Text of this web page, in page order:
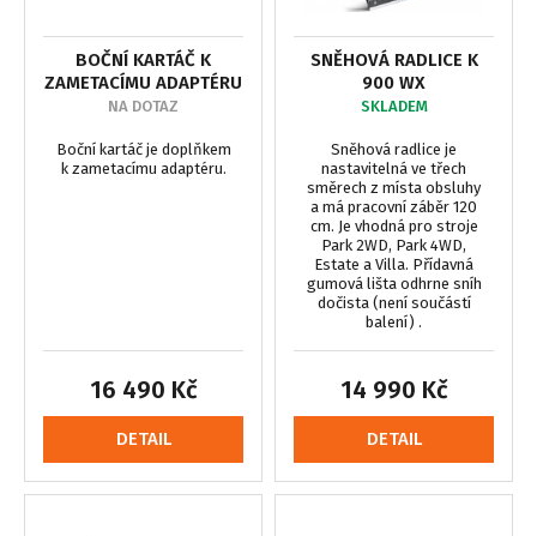
BOČNÍ KARTÁČ K
ZAMETACÍMU ADAPTÉRU
NA DOTAZ
Boční kartáč je doplňkem
k zametacímu adaptéru.
16 490 Kč
DETAIL
SNĚHOVÁ RADLICE K
900 WX
SKLADEM
Sněhová radlice je
nastavitelná ve třech
směrech z místa obsluhy
a má pracovní záběr 120
cm. Je vhodná pro stroje
Park 2WD, Park 4WD,
Estate a Villa. Přídavná
gumová lišta odhrne sníh
dočista (není součástí
balení) .
14 990 Kč
DETAIL